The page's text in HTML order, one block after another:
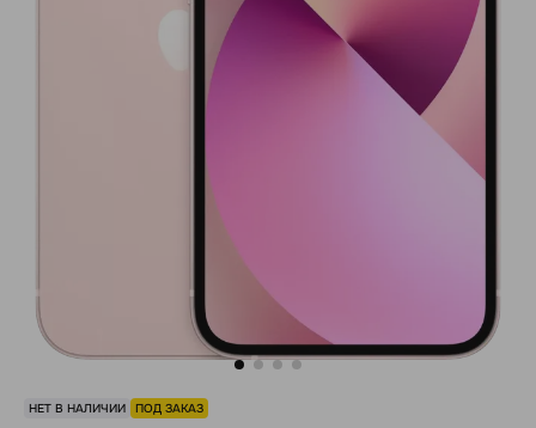
НЕТ В НАЛИЧИИ ПОД ЗАКАЗ